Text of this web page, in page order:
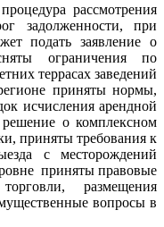
рассмотрения
задолженности, при
подать заявление о
ограничения по
террасах заведений
приняты нормы,
исчисления арендной
о комплексном
приняты требования к
с месторождений
приняты правовые
размещения
вопросы в